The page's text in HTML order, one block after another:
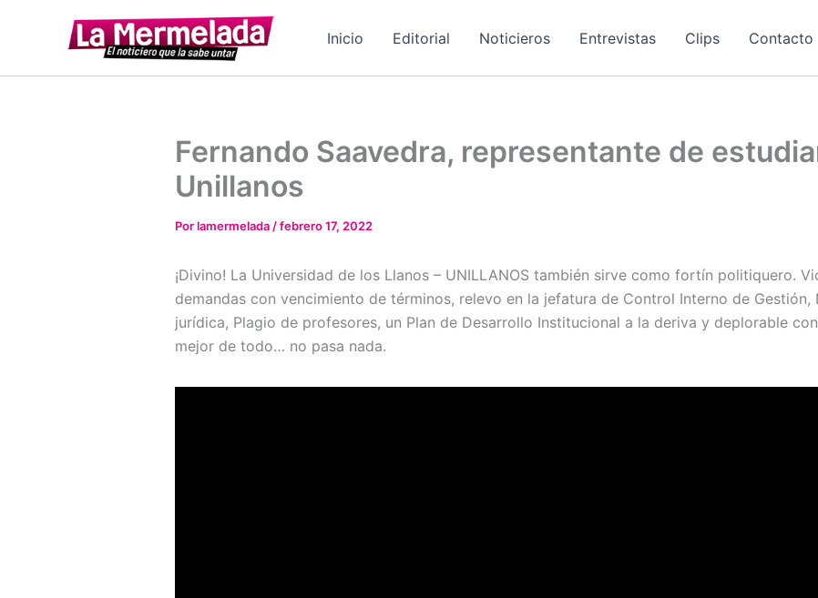
Inicio Editorial Noticieros Entrevistas Clips Contacto
Fernando Saavedra, representante de
Unillanos
Porlamermelada/febrero 17, 2022
¡Divino! La Universidad de los Llanos – UNILLANOS también sirve como fortín politiquero.
demandas con vencimiento de términos, relevo en la jefatura de Control Interno de
jurídica, Plagio de profesores, un Plan de Desarrollo Institucional a la deriva y deplorable
mejor de todo… no pasa nada.